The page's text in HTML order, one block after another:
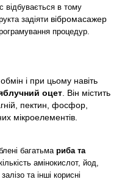
відбувається в тому
задіяти вібромасажер
процедур.
і при цьому навіть
оцет . Він містить
пектин, фосфор,
мікроелементів.
багатьма риба та
амінокислот, йод,
та інші корисні